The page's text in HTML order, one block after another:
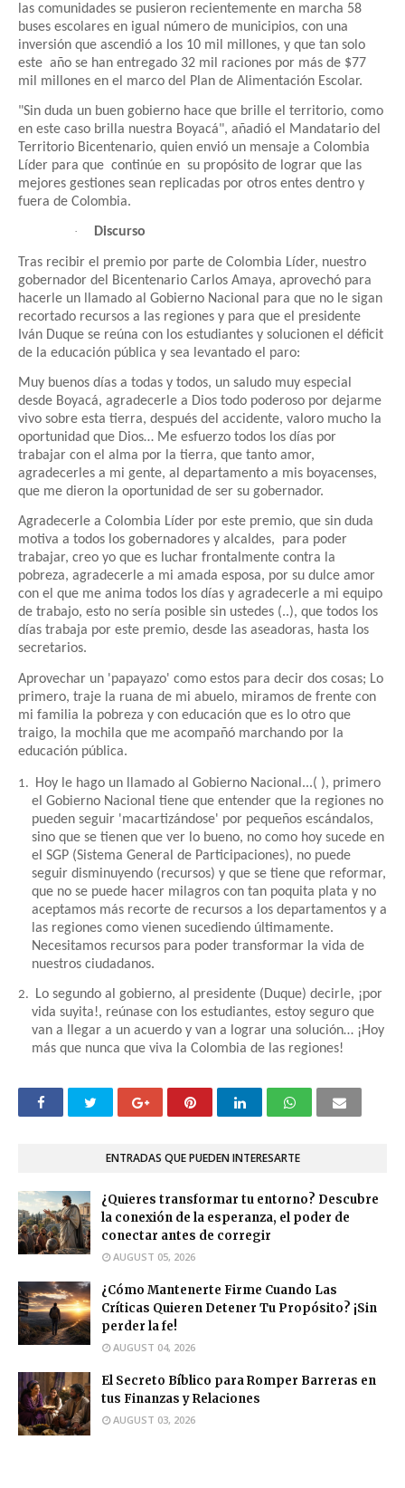
las comunidades se pusieron recientemente en marcha 58
buses escolares en igual número de municipios, con una
inversión que ascendió a los 10 mil millones, y que tan solo
este año se han entregado 32 mil raciones por más de $77
mil millones en el marco del Plan de Alimentación Escolar.
"Sin duda un buen gobierno hace que brille el territorio, como
en este caso brilla nuestra Boyacá", añadió el Mandatario del
Territorio Bicentenario, quien envió un mensaje a Colombia
Líder para que continúe en su propósito de lograr que las
mejores gestiones sean replicadas por otros entes dentro y
fuera de Colombia.
· Discurso
Tras recibir el premio por parte de Colombia Líder, nuestro
gobernador del Bicentenario Carlos Amaya, aprovechó para
hacerle un llamado al Gobierno Nacional para que no le sigan
recortado recursos a las regiones y para que el presidente
Iván Duque se reúna con los estudiantes y solucionen el déficit
de la educación pública y sea levantado el paro:
Muy buenos días a todas y todos, un saludo muy especial
desde Boyacá, agradecerle a Dios todo poderoso por dejarme
vivo sobre esta tierra, después del accidente, valoro mucho la
oportunidad que Dios… Me esfuerzo todos los días por
trabajar con el alma por la tierra, que tanto amor,
agradecerles a mi gente, al departamento a mis boyacenses,
que me dieron la oportunidad de ser su gobernador.
Agradecerle a Colombia Líder por este premio, que sin duda
motiva a todos los gobernadores y alcaldes, para poder
trabajar, creo yo que es luchar frontalmente contra la
pobreza, agradecerle a mi amada esposa, por su dulce amor
con el que me anima todos los días y agradecerle a mi equipo
de trabajo, esto no sería posible sin ustedes (..), que todos los
días trabaja por este premio, desde las aseadoras, hasta los
secretarios.
Aprovechar un 'papayazo' como estos para decir dos cosas; Lo
primero, traje la ruana de mi abuelo, miramos de frente con
mi familia la pobreza y con educación que es lo otro que
traigo, la mochila que me acompañó marchando por la
educación pública.
Hoy le hago un llamado al Gobierno Nacional...( ), primero
el Gobierno Nacional tiene que entender que la regiones no
pueden seguir 'macartizándose' por pequeños escándalos,
sino que se tienen que ver lo bueno, no como hoy sucede en
el SGP (Sistema General de Participaciones), no puede
seguir disminuyendo (recursos) y que se tiene que reformar,
que no se puede hacer milagros con tan poquita plata y no
aceptamos más recorte de recursos a los departamentos y a
las regiones como vienen sucediendo últimamente.
Necesitamos recursos para poder transformar la vida de
nuestros ciudadanos.
Lo segundo al gobierno, al presidente (Duque) decirle, ¡por
vida suyita!, reúnase con los estudiantes, estoy seguro que
van a llegar a un acuerdo y van a lograr una solución… ¡Hoy
más que nunca que viva la Colombia de las regiones!
ENTRADAS QUE PUEDEN INTERESARTE
¿Quieres transformar tu entorno? Descubre
la conexión de la esperanza, el poder de
conectar antes de corregir
AUGUST 05, 2026
¿Cómo Mantenerte Firme Cuando Las
Críticas Quieren Detener Tu Propósito? ¡Sin
perder la fe!
AUGUST 04, 2026
El Secreto Bíblico para Romper Barreras en
tus Finanzas y Relaciones
AUGUST 03, 2026